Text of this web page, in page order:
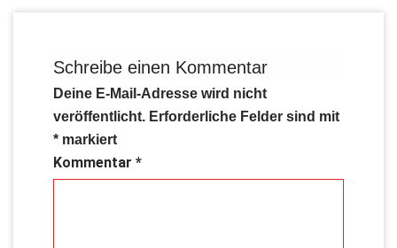
Schreibe einen Kommentar
Deine E-Mail-Adresse wird nicht
veröffentlicht. Erforderliche Felder sind mit
* markiert
Kommentar *